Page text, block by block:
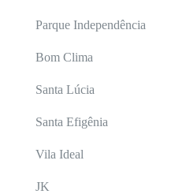
Parque Independência
Bom Clima
Santa Lúcia
Santa Efigênia
Vila Ideal
JK